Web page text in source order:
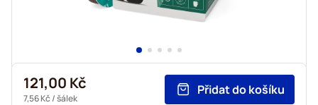
121,00 Kč
7,56 Kč / šálek
Přidat do košíku